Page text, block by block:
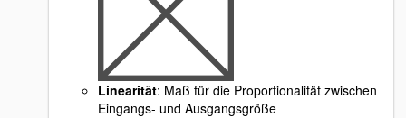
Linearität: Maß für die Proportionalität zwischen
Eingangs- und Ausgangsgröße